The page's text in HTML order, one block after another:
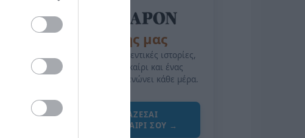
της Ζωής μας
Οι άνθρωποι, οι αυθεντικές ιστορίες,
το ελληνικό καλοκαίρι και ένας
πολιτισμός που μας ενώνει κάθε μέρα.
ΌΣΑ ΧΡΕΙΆΖΕΣΑΙ
ΓΙΑ ΤΟ ΚΑΛΟΚΑΊΡΙ ΣΟΥ →